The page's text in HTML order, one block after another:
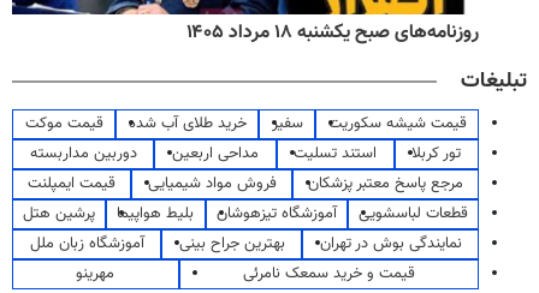
روزنامه‌های صبح یکشنبه ۱۸ مرداد ۱۴۰۵
تبلیغات
قیمت شیشه سکوریت سفیر خرید طلای آب شده
قیمت موکت
تور کربلا
استند تسلیت مداحی اربعین
دوربین مداربسته
مرجع پاسخ معتبر پزشکان
فروش مواد شیمیایی
قیمت ایمپلنت
قطعات لباسشویی
آموزشگاه تیزهوشان بلیط هواپیما
پرشین هتل
نمایندگی بوش در تهران
بهترین جراح بینی
آموزشگاه زبان ملل
قیمت و خرید سمعک نامرئی
مهرینو